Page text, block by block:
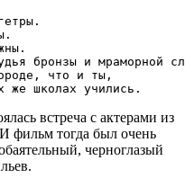
бронзы и мраморной
что и ты,
встреча с актерами из
фильм тогда был очень
черноглазый